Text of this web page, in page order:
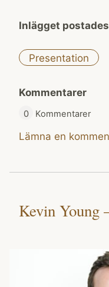
Inlägget
Presentation
Kommentarer
0 Kommentarer
Lämna en
Kevin Young